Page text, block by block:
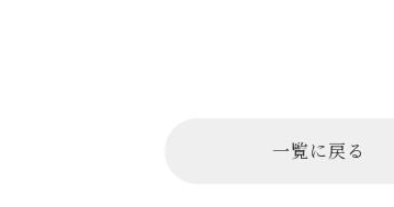
一覧に戻る